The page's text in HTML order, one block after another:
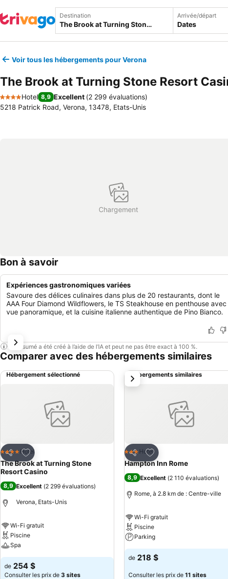
Destination Arrivée/départ
Dates
Voir tous les hébergements pour Verona
The Brook at Turning Stone Resort
4 Étoiles
Hotel 8,9 Excellent (2 299 évaluations)
5218 Patrick Road, Verona, 13478, Etats-Unis
Chargement
Bon à savoir
Expériences gastronomiques variées
Savoure des délices culinaires dans plus de 20 restaurants, dont le
AAA Four Diamond Wildflowers, le TS Steakhouse en penthouse avec
vue panoramique, et la cuisine italienne authentique de Pino Bianco.
Ce résumé a été créé à l’aide de l’IA et peut ne pas être exact à 100 %.
Comparer avec des hébergements similaires
Hébergement sélectionné
Partager
Ajouter à mes favoris
4 ÉtoilesHotel
The Brook at Turning Stone
Resort Casino
8,9 Excellent (2 299 évaluations)
Verona, Etats-Unis
Wi-Fi gratuit
Piscine
Spa
de 254 $
Consulter les prix de 3 sites
Hébergements similaires
Partager
Ajouter à mes favoris
3 ÉtoilesHotel
Hampton Inn Rome
8,9 Excellent (2 110 évaluations)
Rome, à 2.8 km de : Centre-ville
Wi-Fi gratuit
Piscine
Parking
de 218 $
Consulter les prix de 11 sites
suivant